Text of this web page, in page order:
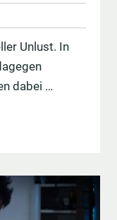
Unlust. In
dabei …